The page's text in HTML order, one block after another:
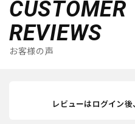
CUSTOMER
REVIEWS
お客様の声
レビューはログイン後